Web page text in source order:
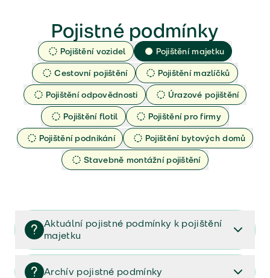
Pojistné podmínky
Pojištění vozidel
Pojištění majetku
Cestovní pojištění
Pojištění mazlíčků
Pojištění odpovědnosti
Úrazové pojištění
Pojištění flotil
Pojištění pro firmy
Pojištění podnikání
Pojištění bytových domů
Stavebně montážní pojištění
Aktuální pojistné podmínky k pojištění
majetku
Dokumenty k vašemu pojištění majetku (PPM-
10/2025)
Archív pojistné podmínky